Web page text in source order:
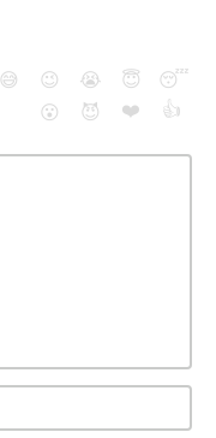
😅 😉 😭 😇
😴
😮
😈 ❤️ 👍